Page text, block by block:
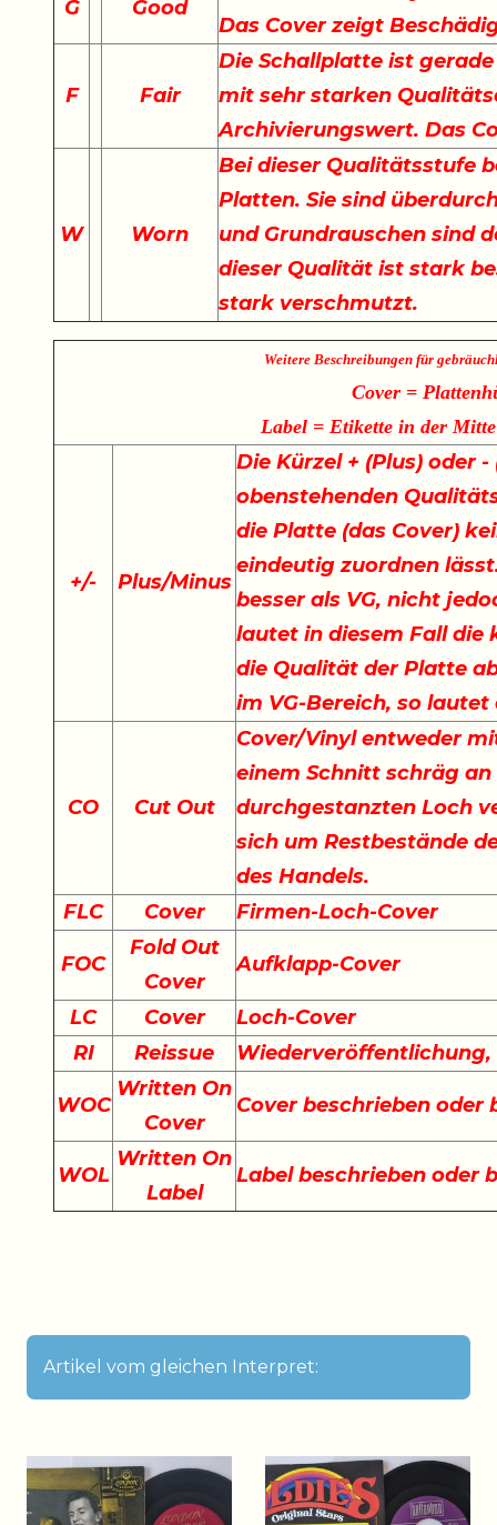
G Good
Das Cover zeigt
F Fair
Die Schallplatte ist
mit sehr starken
Archivierungswert. Das
W Worn
Bei dieser Qualitätsstufe
Platten. Sie sind
und Grundrauschen sind
dieser Qualität ist stark
stark verschmutzt.
Weitere Beschreibungen für
Cover =
Label = Etikette in der
+/- Plus/Minus
Die Kürzel + (Plus) oder
obenstehenden
die Platte (das Cover)
eindeutig zuordnen
besser als VG, nicht
lautet in diesem Fall die
die Qualität der Platte
im VG-Bereich, so
CO Cut Out
Cover/Vinyl entweder
einem Schnitt schräg
durchgestanzten Loch
sich um Restbestände
des Handels.
FLC
Cover Firmen-Loch-Cover
FOC
Fold Out
Cover
Aufklapp-Cover
LC Cover
Loch-Cover
RI
Reissue
WOC
Written On
Cover
Cover beschrieben
WOL
Written On
Label
Label beschrieben oder
Artikel vom gleichen Interpret: